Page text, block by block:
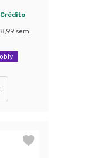
Crédito
sem